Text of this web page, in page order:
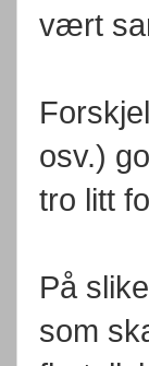
vært
osv.)
tro litt
På
som